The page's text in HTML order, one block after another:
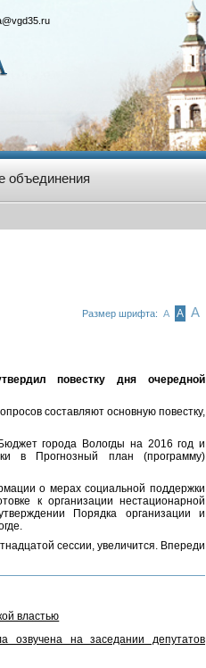
объединения
Размер шрифта: А А А
повестку дня очередной
составляют основную повестку,
города Вологды на 2016 год и
в Прогнозный план (программу)
о мерах социальной поддержки
к организации нестационарной
Порядка организации и
сессии, увеличится. Впереди
властью
озвучена на заседании депутатов